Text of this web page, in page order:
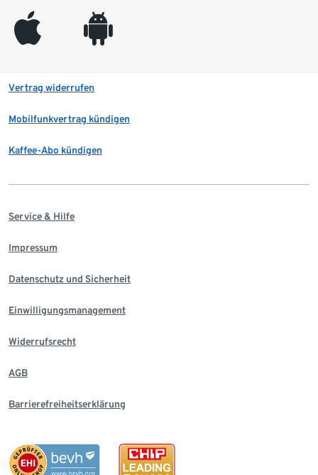
appleinc android
Vertrag widerrufen
Mobilfunkvertrag kündigen
Kaffee-Abo kündigen
Service & Hilfe
Impressum
Datenschutz und Sicherheit
Einwilligungsmanagement
Widerrufsrecht
AGB
Barrierefreiheitserklärung